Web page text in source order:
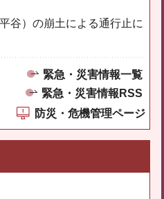
谷）の崩土による通行止に
緊急・災害情報一覧
緊急・災害情報RSS
防災・危機管理ページ